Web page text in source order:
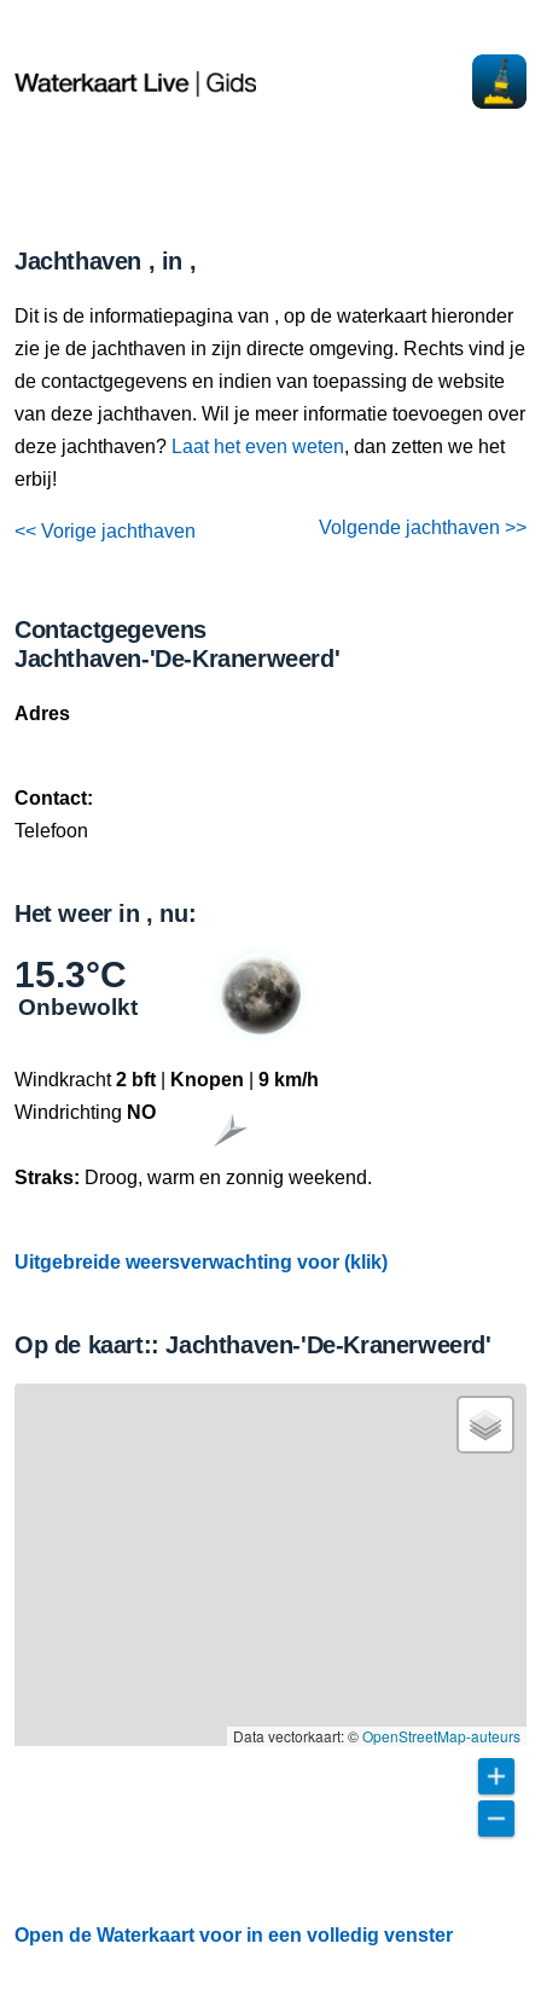
Jachthaven , in ,
Dit is de informatiepagina van , op de waterkaart hieronder
zie je de jachthaven in zijn directe omgeving. Rechts vind je
de contactgegevens en indien van toepassing de website
van deze jachthaven. Wil je meer informatie toevoegen over
deze jachthaven? Laat het even weten, dan zetten we het
erbij!
<< Vorige jachthaven Volgende jachthaven >>
Contactgegevens
Jachthaven-'De-Kranerweerd'
Adres
Contact:
Telefoon
Het weer in , nu:
15.3°C
Onbewolkt
Windkracht2 bft Knopen
9 km/h
Windrichting NO
Straks: Droog, warm en zonnig weekend.
Uitgebreide weersverwachting voor (klik)
Op de kaart:: Jachthaven-'De-Kranerweerd'
Data vectorkaart: ©OpenStreetMap-auteurs
Open de Waterkaart voor in een volledig venster